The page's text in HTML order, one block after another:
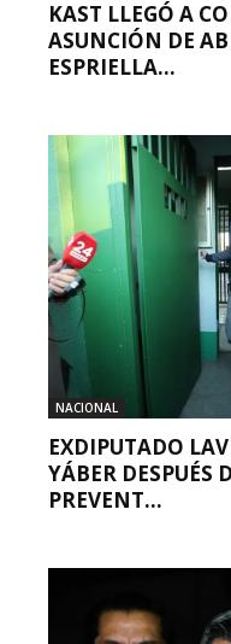
KAST LLEGÓ A
ASUNCIÓN DE
ESPRIELLA...
NACIONAL
EXDIPUTADO
YÁBER DESPUÉS
PREVENT...